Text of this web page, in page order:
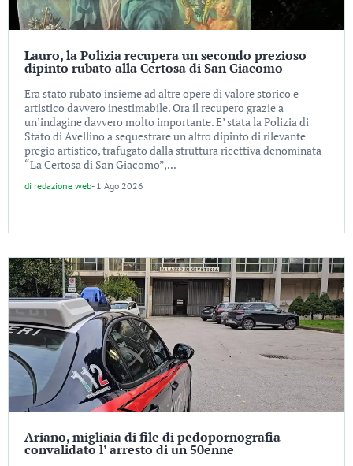
Lauro, la Polizia recupera un secondo prezioso
dipinto rubato alla Certosa di San Giacomo
Era stato rubato insieme ad altre opere di valore storico e
artistico davvero inestimabile. Ora il recupero grazie a
un’indagine davvero molto importante. E’ stata la Polizia di
Stato di Avellino a sequestrare un altro dipinto di rilevante
pregio artistico, trafugato dalla struttura ricettiva denominata
“La Certosa di San Giacomo”,...
di redazione web- 1 Ago 2026
Ariano, migliaia di file di pedopornografia
convalidato l’ arresto di un 50enne